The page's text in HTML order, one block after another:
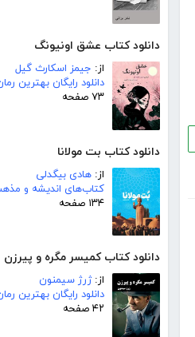
دانلود کتاب عشق اونیونگ
از: جیمز اسکارث گیل
دانلود رایگان بهترین
۷۳ صفحه
دانلود کتاب بت مولانا
از: هادی بیگدلی
کتاب‌های اندیشه و
۱۳۴ صفحه
دانلود کتاب کمیسر مگره و پیرزن
از:ژرژ سیمنون
دانلود رایگان بهترین
۴۲ صفحه